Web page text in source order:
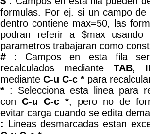
formulas. Por ej. si un campo
dentro contiene max=50, las
podran referir a $max
parametros trabajaran como
# : Campos en esta fila
recalculados mediante TAB,
mediante C-u C-c * para
* : Selecciona esta linea para
con C-u C-c *, pero no de
evitar carga cuando se edita
: Lineas desmarcadas estan